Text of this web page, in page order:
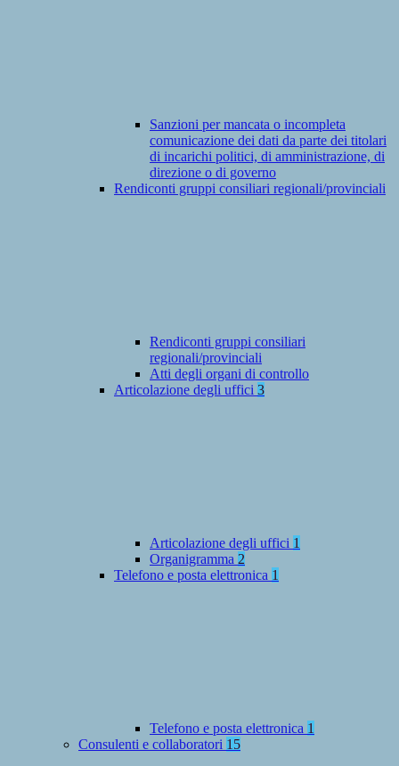
Sanzioni per mancata o incompleta
comunicazione dei dati da parte dei titolari
di incarichi politici, di amministrazione, di
direzione o di governo
Rendiconti gruppi consiliari regionali/provinciali
Rendiconti gruppi consiliari
regionali/provinciali
Atti degli organi di controllo
Articolazione degli uffici 3
Articolazione degli uffici 1
Organigramma 2
Telefono e posta elettronica 1
Telefono e posta elettronica 1
Consulenti e collaboratori 15